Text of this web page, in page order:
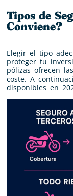
Tipos de
Conviene?
Elegir el tipo
proteger tu
pólizas ofrecen
coste. A
disponibles en